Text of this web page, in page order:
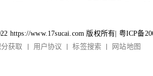
https://www.17sucai.com 版权所有| 粤ICP备
获取 用户协议 标签搜索 网站地图